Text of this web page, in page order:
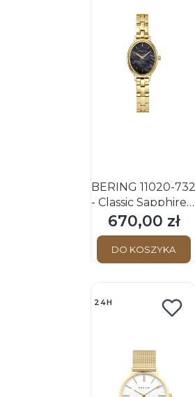
BERING 11020-732
- Classic Sapphire -
Damski - Zegarek
kwarcowy
Cena
670,00 zł
DO KOSZYKA
24H